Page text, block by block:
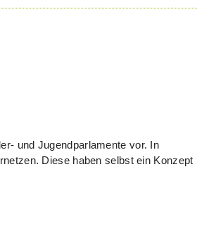
und Jugendparlamente vor. In
Diese haben selbst ein Konzept